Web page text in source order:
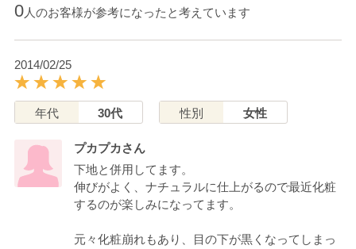
0人のお客様が参考になったと考えています
2014/02/25
年代 30代 性別 女性
プカプカさん
下地と併用してます。
伸びがよく、ナチュラルに仕上がるので最近化粧
するのが楽しみになってます。
元々化粧崩れもあり、目の下が黒くなってしまっ